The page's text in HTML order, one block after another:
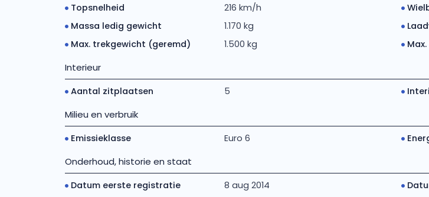
Topsnelheid
216 km/h
Massa ledig gewicht
1.170 kg
Max. trekgewicht (geremd)
1.500 kg
Interieur
Aantal zitplaatsen 5
Milieu en verbruik
Emissieklasse Euro 6
Onderhoud, historie en staat
Datum eerste registratie 8 aug 2014